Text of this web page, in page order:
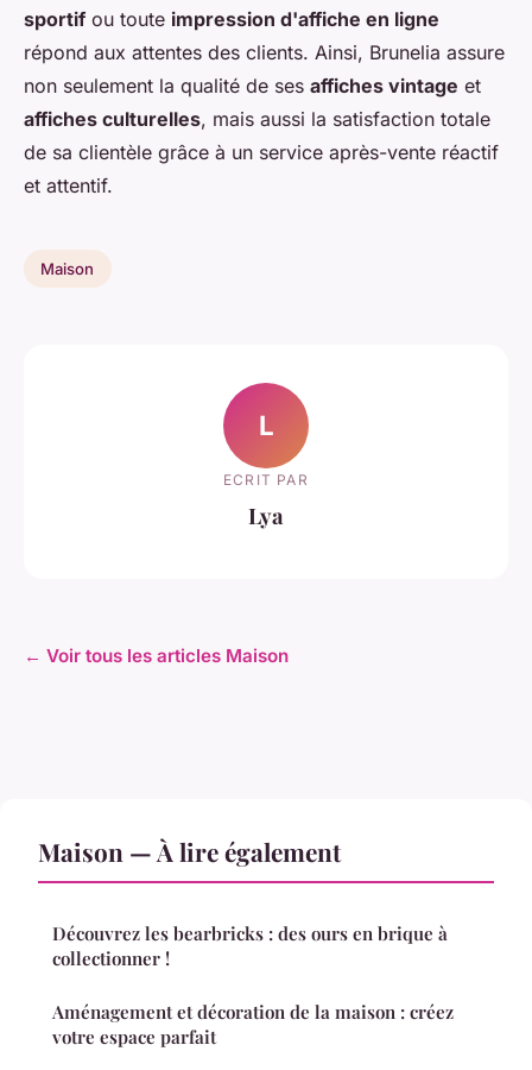
sportif ou toute impression d'affiche en ligne
répond aux attentes des clients. Ainsi, Brunelia assure
non seulement la qualité de ses affiches vintage et
affiches culturelles, mais aussi la satisfaction totale
de sa clientèle grâce à un service après-vente réactif
et attentif.
Maison
L
ECRIT PAR
Lya
← Voir tous les articles Maison
Maison — À lire également
Découvrez les bearbricks : des ours en brique à
collectionner !
Aménagement et décoration de la maison : créez
votre espace parfait